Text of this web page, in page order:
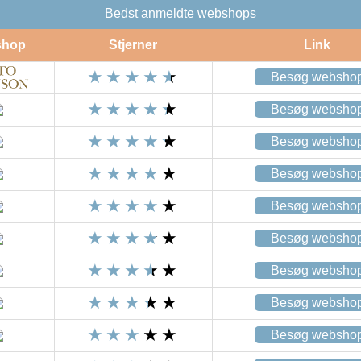
Bedst anmeldte webshops
Stjerner Link
Besøg
Besøg
Besøg
Besøg
Besøg
Besøg
Besøg
Besøg
Besøg